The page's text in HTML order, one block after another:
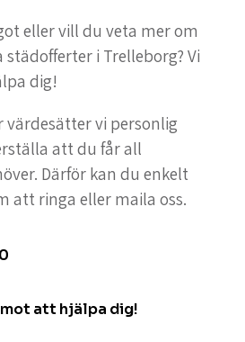
eller vill du veta mer om
i Trelleborg? Vi
dig!
värdesätter vi personlig
att du får all
Därför kan du enkelt
att ringa eller maila oss.
att hjälpa dig!